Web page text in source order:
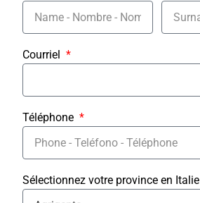
Courriel
Téléphone
Sélectionnez votre province en Italie